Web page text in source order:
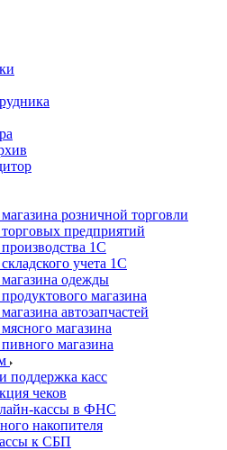
розничной торговли
предприятий
1С
учета 1C
одежды
магазина
автозапчастей
магазина
магазина
поддержка касс
чеков
кассы в ФНС
накопителя
к СБП